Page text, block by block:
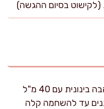
מחממים מחבת רחבה על להבה בינונית עם 40 מ"ל
עד להשחמה קלה